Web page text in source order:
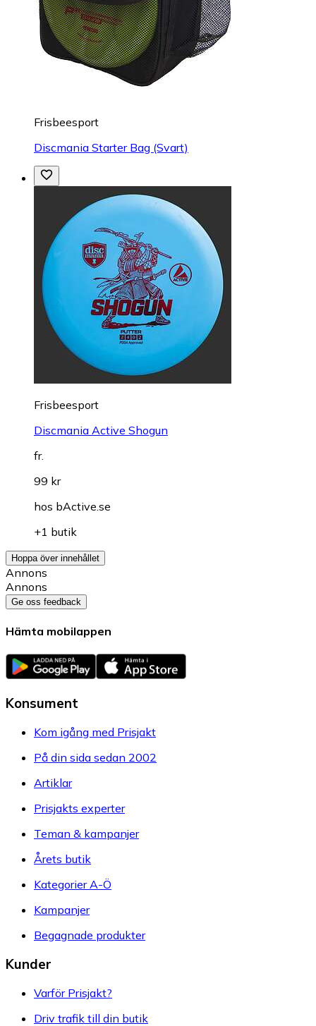
Frisbeesport
Discmania Starter Bag (Svart)
Frisbeesport
Discmania Active Shogun
fr.
99 kr
hos bActive.se
+1 butik
Hoppa över innehållet
Annons
Annons
Ge oss feedback
Hämta mobilappen
Konsument
Kom igång med Prisjakt
På din sida sedan 2002
Artiklar
Prisjakts experter
Teman & kampanjer
Årets butik
Kategorier A-Ö
Kampanjer
Begagnade produkter
Kunder
Varför Prisjakt?
Driv trafik till din butik